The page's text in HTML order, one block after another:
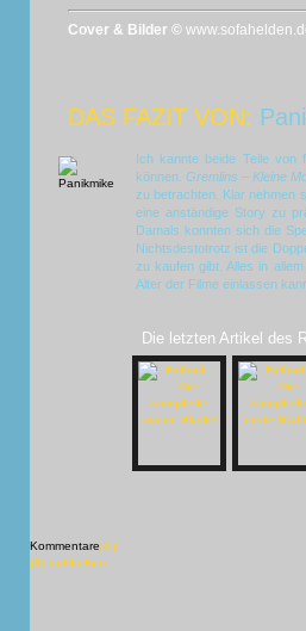
Cover & Bilder ©
DAS FAZIT VON:
Ich kannte beide Teile von
können. Gremlins – Kleine
zu betrachten. Klar nehmen
eine anständige Story zu
Damals konnten sich die
Nichtsdestotrotz ist die
zu kaufen gibt. Alles in
Alter der Filme einlassen
Die letzten Artikel des
Kommentare[X]
[X] schließen